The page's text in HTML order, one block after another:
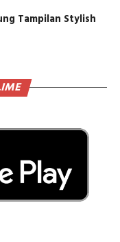
Tampilan Stylish